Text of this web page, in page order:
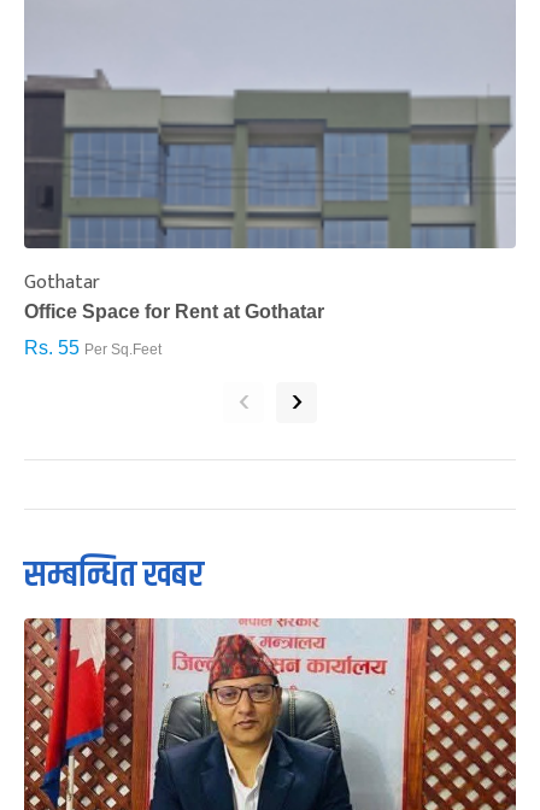
Gothatar
Office Space for Rent at Gothatar
Rs. 55 Per Sq.Feet
‹ ›
सम्बन्धित खबर